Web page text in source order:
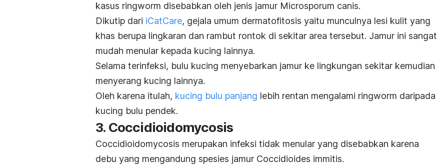
kasus ringworm disebabkan oleh jenis jamur Microsporum canis.
Dikutip dari iCatCare, gejala umum dermatofitosis yaitu munculnya lesi kulit yang
khas berupa lingkaran dan rambut rontok di sekitar area tersebut. Jamur ini sangat
mudah menular kepada kucing lainnya.
Selama terinfeksi, bulu kucing menyebarkan jamur ke lingkungan sekitar kemudian
menyerang kucing lainnya.
Oleh karena itulah, kucing bulu panjang lebih rentan mengalami ringworm daripada
kucing bulu pendek.
3. Coccidioidomycosis
Coccidioidomycosis merupakan infeksi tidak menular yang disebabkan karena
debu yang mengandung spesies jamur Coccidioides immitis.